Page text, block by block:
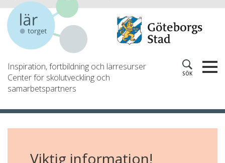
Inspiration, fortbildning och lärresurser
Center för skolutveckling och
samarbetspartners
SÖK
Viktig information!